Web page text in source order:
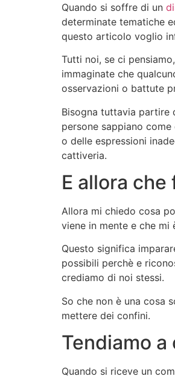
Quando si soffre di un
determinate tematiche
questo articolo voglio
Tutti noi, se ci
immaginate che
osservazioni o battute
Bisogna tuttavia partire
persone sappiano
o delle espressioni
cattiveria.
E allora che
Allora mi chiedo cosa
viene in mente e che
Questo significa
possibili perchè e
crediamo di noi stessi.
So che non è una cosa
mettere dei confini.
Tendiamo
Quando si riceve un